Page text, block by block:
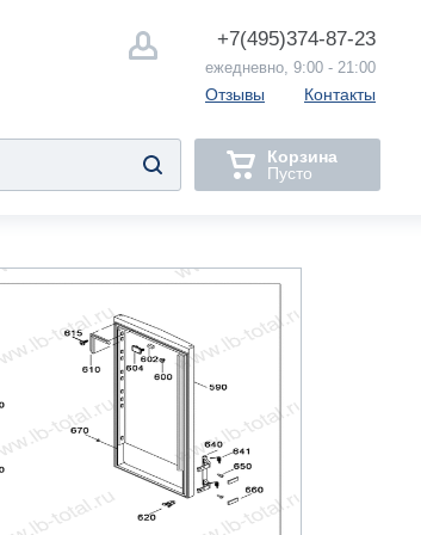
+7(495)374-87-23
ежедневно, 9:00 - 21:00
Отзывы Контакты
Корзина
Пусто